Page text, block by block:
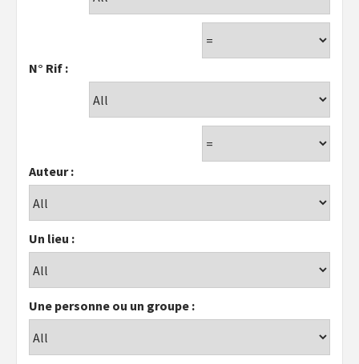
N° Rif :
Auteur :
Un lieu :
Une personne ou un groupe :